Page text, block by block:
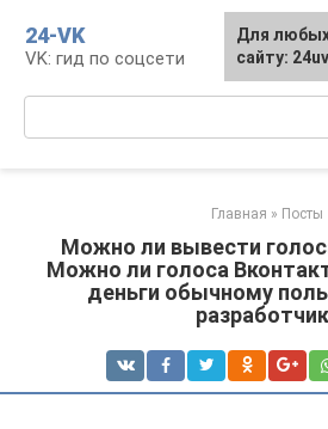
контенту
24-VK
VK: гид по соцсети
Главная » Посты
Можно ли вывести
Можно ли голоса
деньги обычному
Для
сайту: